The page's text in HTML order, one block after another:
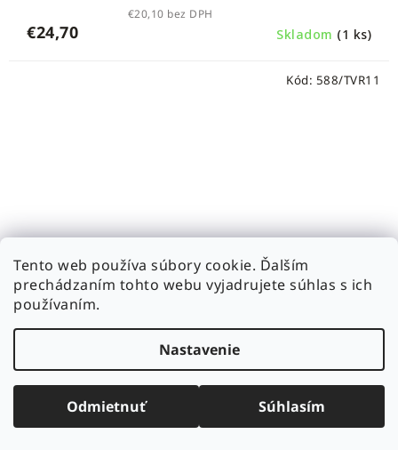
Tento web používa súbory cookie. Ďalším
prechádzaním tohto webu vyjadrujete súhlas s ich
používaním.
Nastavenie
Odmietnuť Súhlasím
Skladom (1 ks)
€20,10 bez DPH
€24,70
TVRDENÉ SKLO PRO SAMSUNG GALAXY TAB S7
Tvrdené sklo na tablet Samsung Galaxy Tab S7 a jeho
verzia, je ochranný doplnok, ktorý slúži na...
Kód: 588/TVR11